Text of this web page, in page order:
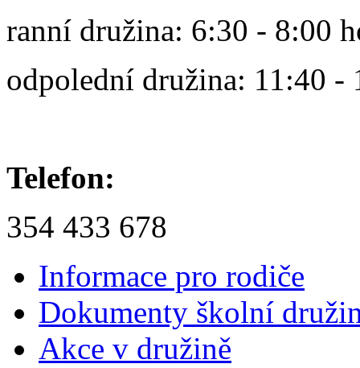
ranní družina: 6:30 - 8:00
odpolední družina: 11:40 -
Telefon:
354 433 678
Informace pro rodiče
Dokumenty školní
Akce v družině